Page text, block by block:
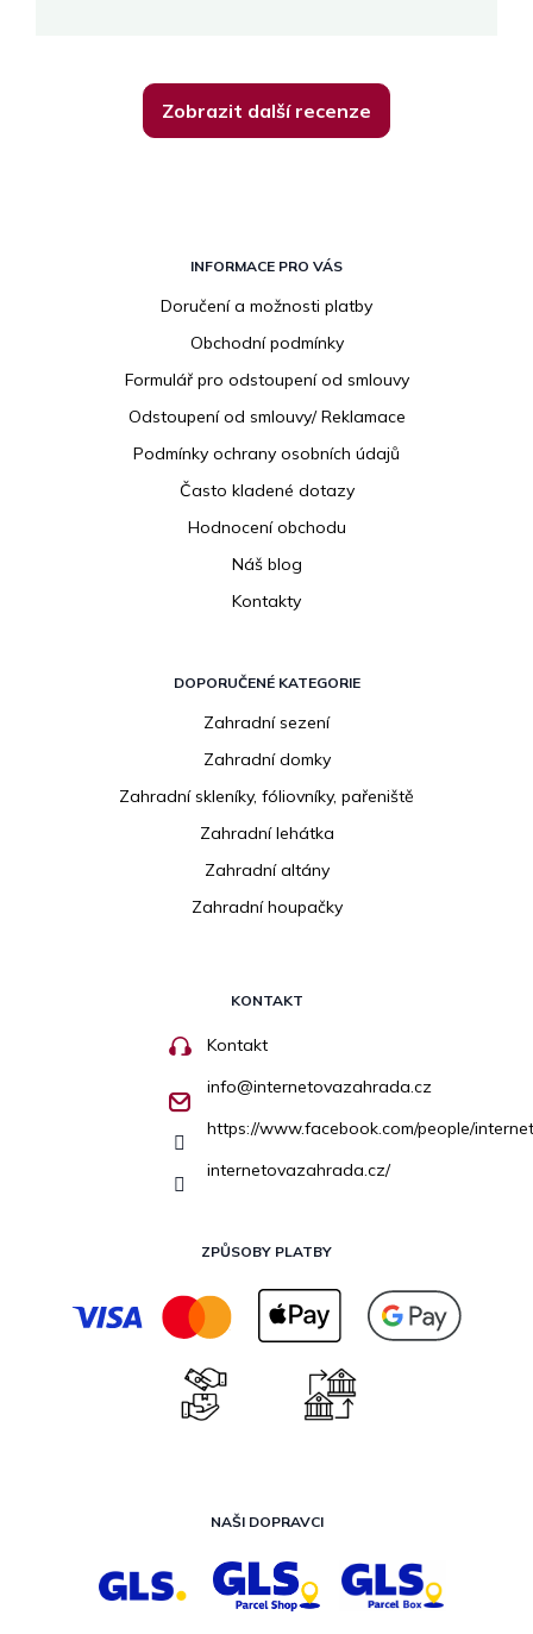
Zobrazit další recenze
INFORMACE PRO VÁS
Doručení a možnosti platby
Obchodní podmínky
Formulář pro odstoupení od smlouvy
Odstoupení od smlouvy/ Reklamace
Podmínky ochrany osobních údajů
Často kladené dotazy
Hodnocení obchodu
Náš blog
Kontakty
DOPORUČENÉ KATEGORIE
Zahradní sezení
Zahradní domky
Zahradní skleníky, fóliovníky, pařeniště
Zahradní lehátka
Zahradní altány
Zahradní houpačky
KONTAKT
Kontakt
info@internetovazahrada.cz
https://www.facebook.com/people/
internetovazahrada.cz/
ZPŮSOBY PLATBY
NAŠI DOPRAVCI